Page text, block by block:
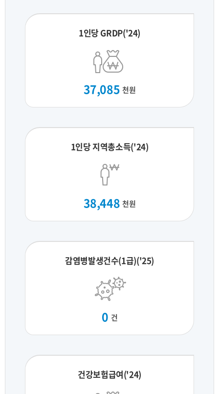
1인당 GRDP('24)
37,085 천원
1인당 지역총소득('24)
38,448 천원
감염병발생건수(1급)('25)
0 건
건강보험급여('24)